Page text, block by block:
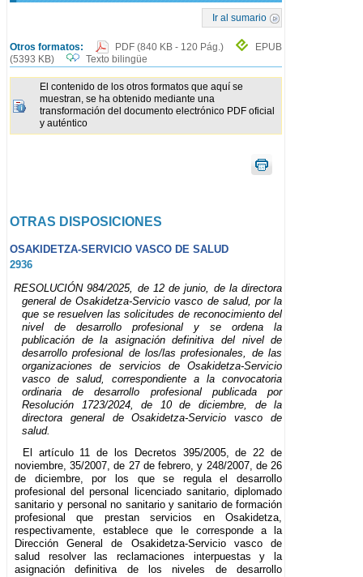
Ir al sumario
Otros formatos: PDF (840 KB - 120 Pág.)
EPUB
(5393 KB)
Texto bilingüe
El contenido de los otros formatos que aquí se
muestran, se ha obtenido mediante una
transformación del documento electrónico PDF oficial
y auténtico
OTRAS DISPOSICIONES
OSAKIDETZA-SERVICIO VASCO DE SALUD
2936
RESOLUCIÓN 984/2025, de 12 de junio, de la directora
general de Osakidetza-Servicio vasco de salud, por la
que se resuelven las solicitudes de reconocimiento del
nivel de desarrollo profesional y se ordena la
publicación de la asignación definitiva del nivel de
desarrollo profesional de los/las profesionales, de las
organizaciones de servicios de Osakidetza-Servicio
vasco de salud, correspondiente a la convocatoria
ordinaria de desarrollo profesional publicada por
Resolución 1723/2024, de 10 de diciembre, de la
directora general de Osakidetza-Servicio vasco de
salud.
El artículo 11 de los Decretos 395/2005, de 22 de
noviembre, 35/2007, de 27 de febrero, y 248/2007, de 26
de diciembre, por los que se regula el desarrollo
profesional del personal licenciado sanitario, diplomado
sanitario y personal no sanitario y sanitario de formación
profesional que prestan servicios en Osakidetza,
respectivamente, establece que le corresponde a la
Dirección General de Osakidetza-Servicio vasco de
salud resolver las reclamaciones interpuestas y la
asignación definitiva de los niveles de desarrollo